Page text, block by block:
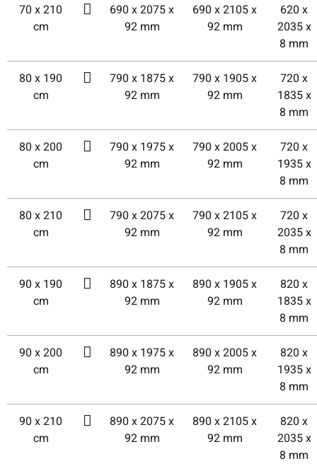
70 x 210
cm
690 x 2075 x
92 mm
690 x 2105 x
92 mm
620 x
2035 x
8 mm
80 x 190
cm
790 x 1875 x
92 mm
790 x 1905 x
92 mm
720 x
1835 x
8 mm
80 x 200
cm
790 x 1975 x
92 mm
790 x 2005 x
92 mm
720 x
1935 x
8 mm
80 x 210
cm
790 x 2075 x
92 mm
790 x 2105 x
92 mm
720 x
2035 x
8 mm
90 x 190
cm
890 x 1875 x
92 mm
890 x 1905 x
92 mm
820 x
1835 x
8 mm
90 x 200
cm
890 x 1975 x
92 mm
890 x 2005 x
92 mm
820 x
1935 x
8 mm
90 x 210
cm
890 x 2075 x
92 mm
890 x 2105 x
92 mm
820 x
2035 x
8 mm